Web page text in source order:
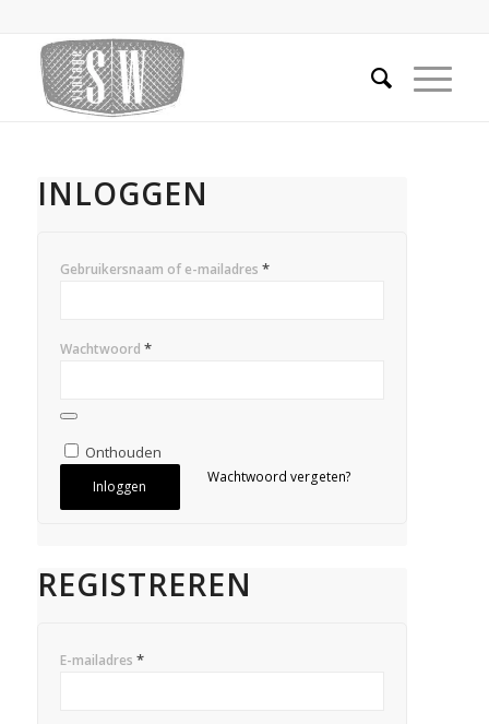
INLOGGEN
Gebruikersnaam of e-mailadres *
Wachtwoord *
Onthouden
Inloggen
Wachtwoord vergeten?
REGISTREREN
E-mailadres *